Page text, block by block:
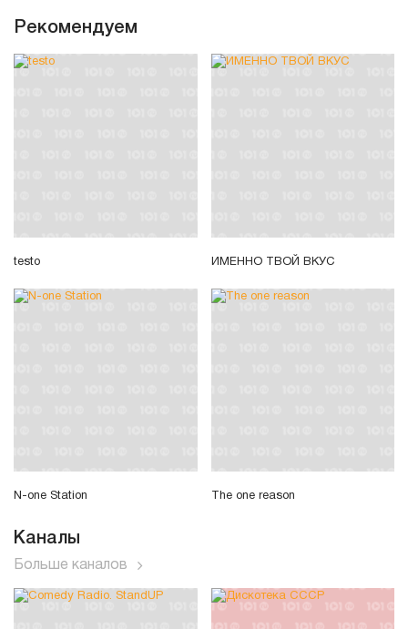
Рекомендуем
testo ИМЕННО ТВОЙ ВКУС
N-one Station The one reason
Каналы
Больше каналов